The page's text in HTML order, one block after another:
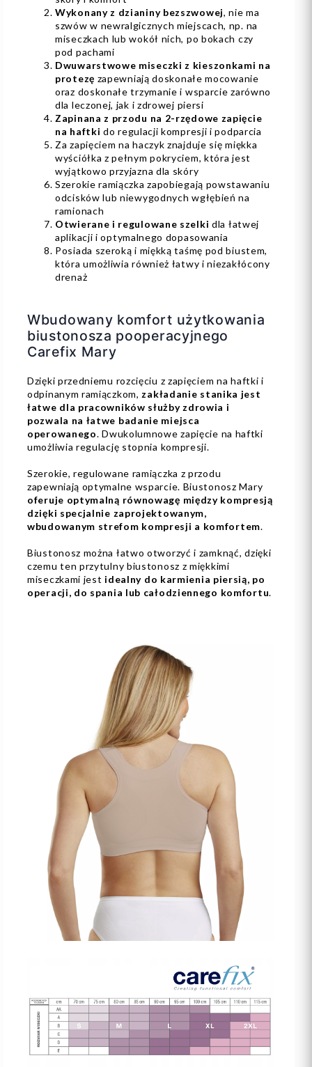
Wykonany z dzianiny bezszwowej, nie ma
szwów w newralgicznych miejscach, np. na
miseczkach lub wokół nich, po bokach czy
pod pachami
Dwuwarstwowe miseczki z kieszonkami na
protezę zapewniają doskonałe mocowanie
oraz doskonałe trzymanie i wsparcie zarówno
dla leczonej, jak i zdrowej piersi
Zapinana z przodu na 2-rzędowe zapięcie
na haftki do regulacji kompresji i podparcia
Za zapięciem na haczyk znajduje się miękka
wyściółka z pełnym pokryciem, która jest
wyjątkowo przyjazna dla skóry
Szerokie ramiączka zapobiegają powstawaniu
odcisków lub niewygodnych wgłębień na
ramionach
Otwierane i regulowane szelki dla łatwej
aplikacji i optymalnego dopasowania
Posiada szeroką i miękką taśmę pod biustem,
która umożliwia również łatwy i niezakłócony
drenaż
Wbudowany komfort użytkowania
biustonosza pooperacyjnego
Carefix Mary
Dzięki przedniemu rozcięciu z zapięciem na haftki i
odpinanym ramiączkom, zakładanie stanika jest
łatwe dla pracowników służby zdrowia i
pozwala na łatwe badanie miejsca
operowanego. Dwukolumnowe zapięcie na haftki
umożliwia regulację stopnia kompresji.
Szerokie, regulowane ramiączka z przodu
zapewniają optymalne wsparcie. Biustonosz Mary
oferuje optymalną równowagę między kompresją
dzięki specjalnie zaprojektowanym,
wbudowanym strefom kompresji a komfortem.
Biustonosz można łatwo otworzyć i zamknąć, dzięki
czemu ten przytulny biustonosz z miękkimi
miseczkami jest idealny do karmienia piersią, po
operacji, do spania lub całodziennego komfortu.